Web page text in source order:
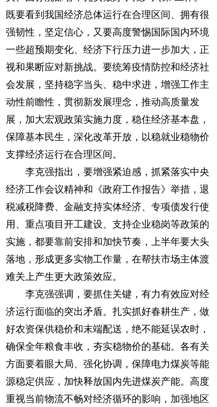
既要看到我国经济总体运行在合理区间、拥有很
强韧性，坚定信心，又要高度警惕国际国内环境
一些超预期变化、经济下行压力进一步加大，正
视和果断应对新挑战。要统筹疫情防控和经济社
会发展，坚持稳字当头、稳中求进，增强工作主
动性前瞻性，贯彻新发展理念，推动高质量发
展，加大宏观政策实施力度，稳住经济基本盘，
保障基本民生，深化改革开放，以稳就业稳物价
支撑经济运行在合理区间。
李克强指出，要增强紧迫感，抓紧落实中央
经济工作会议精神和《政府工作报告》举措，退
税减税降费、金融支持实体经济、专项债发行使
用、重点项目开工建设、支持企业稳岗等政策的
实施，都要靠前安排和加快节奏，上半年要大头
落地，形成更多实物工作量，在帮扶市场主体渡
难关上产生更大政策效应。
李克强强调，要抓住关键，有力有效应对经
济运行面临的突出矛盾。扎实抓好春耕生产，做
好农资保供稳价和末端配送，绝不能延误农时，
确保全年粮食丰收，夯实稳物价的基础。各有关
方面要着眼大局、强化协调，保障电力煤炭等能
源稳定供应，加快释放国内先进煤炭产能。高度
重视当前物流不畅对经济循环的影响，加强地区